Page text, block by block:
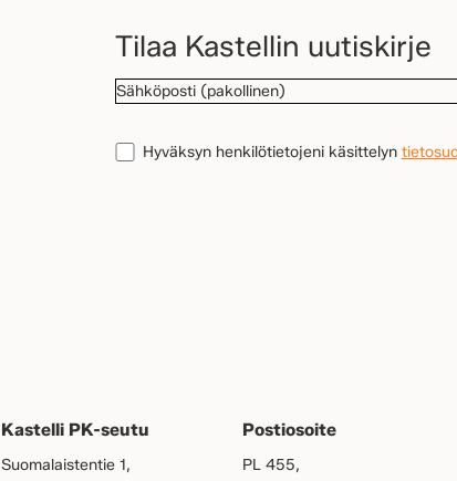
Tilaa Kastellin uutiskirje
SÄHKÖPOSTI(Pakollinen)
TIETOSUOJA(Pakollinen)
Hyväksyn henkilötietojeni käsittelyn
Kastelli PK-seutu
Suomalaistentie 1,
Postiosoite
PL 455,